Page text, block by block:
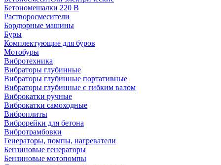
Бетономешалки 220 В
Растворосмесители
Бордюрные машины
Буры
Комплектующие для буров
Мотобуры
Вибротехника
Вибраторы глубинные
Вибраторы глубинные портативные
Вибраторы глубинные с гибким валом
Виброкатки ручные
Виброкатки самоходные
Виброплиты
Виброрейки для бетона
Вибротрамбовки
Генераторы, помпы, нагреватели
Бензиновые генераторы
Бензиновые мотопомпы